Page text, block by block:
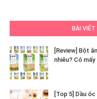
BÀI VIẾT
[Review] Bột
nhiêu? Có mấy
[Top 5] Dầu